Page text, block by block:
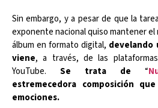
Sin embargo, y a pesar de que la
exponente nacional quiso mantener
álbum en formato digital, develando
viene, a través, de las
YouTube. Se trata de “
estremecedora composición
emociones.